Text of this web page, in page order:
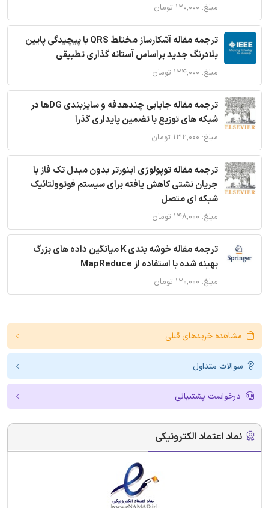
مبلغ: ۱۲۰,۰۰۰ تومان
ترجمه مقاله آشکارساز مختلط QRS با پیچیدگی پایین
بلادرنگ جدید براساس آستانه گذاری تطبیقی
مبلغ: ۱۲۴,۰۰۰ تومان
ترجمه مقاله جایابی چندهدفه و سایزبندی DGها در
شبکه های توزیع با تضمین پایداری گذرا
مبلغ: ۱۳۲,۰۰۰ تومان
ترجمه مقاله توپولوژی اینورتر بدون مبدل تک فاز با
جریان نشتی کاهش یافته برای سیستم فوتوولتائیک
شبکه ای متصل
مبلغ: ۱۴۸,۰۰۰ تومان
ترجمه مقاله خوشه بندی K میانگین داده های بزرگ
بهینه شده با استفاده از MapReduce
مبلغ: ۱۲۰,۰۰۰ تومان
مشاهده خریدهای قبلی
سوالات متداول
درخواست پشتیبانی
نماد اعتماد الکترونیکی